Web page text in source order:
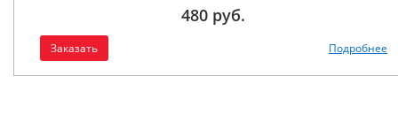
480 руб.
Заказать Подробнее